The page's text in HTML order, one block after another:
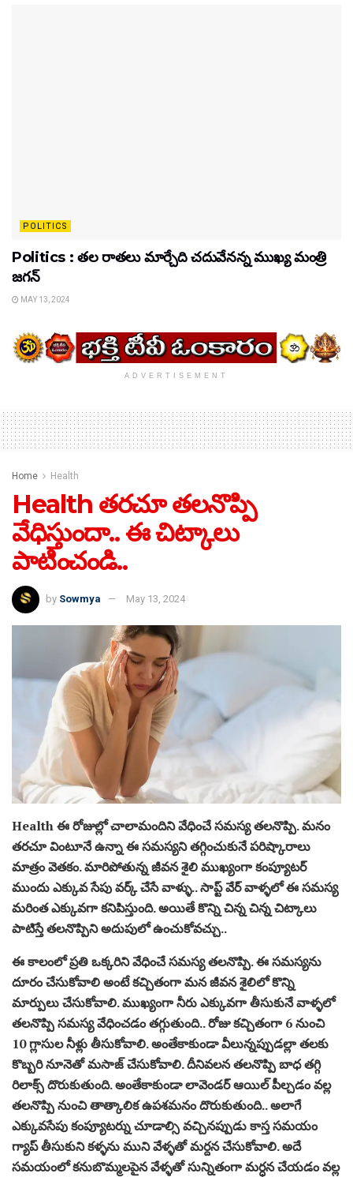
POLITICS
Politics : తల రాతలు మార్చేది చదువేనన్న ముఖ్య మంత్రి
జగన్
MAY 13, 2024
ADVERTISEMENT
Home Health
Health తరచూ తలనొప్పి
వేధిస్తుందా.. ఈ చిట్కాలు
పాటించండి..
by Sowmya May 13, 2024
Health ఈ రోజుల్లో చాలామందిని వేధించే సమస్య తలనొప్పి. మనం
తరచూ వింటూనే ఉన్నా ఈ సమస్యని తగ్గించుకునే పరిష్కారాలు
మాత్రం వెతకం. మారిపోతున్న జీవన శైలి ముఖ్యంగా కంప్యూటర్
ముందు ఎక్కువ సేపు వర్క్ చేసే వాళ్ళు.. సాప్ట్ వేర్ వాళ్ళలో ఈ సమస్య
మరింత ఎక్కువగా కనిపిస్తుంది. అయితే కొన్ని చిన్న చిన్న చిట్కాలు
పాటిస్తే తలనొప్పిని అదుపులో ఉంచుకోవచ్చు..
ఈ కాలంలో ప్రతి ఒక్కరిని వేధించే సమస్య తలనొప్పి. ఈ సమస్యను
దూరం చేసుకోవాలి అంటే కచ్చితంగా మన జీవన శైలిలో కొన్ని
మార్పులు చేసుకోవాలి. ముఖ్యంగా నీరు ఎక్కువగా తీసుకునే వాళ్ళలో
తలనొప్పి సమస్య వేధించడం తగ్గుతుంది.. రోజు కచ్చితంగా 6 నుంచి
10 గ్లాసుల నీళ్లు తీసుకోవాలి. అంతేకాకుండా వీలున్నప్పుడల్లా తలకు
కొబ్బరి నూనెతో మసాజ్ చేసుకోవాలి. దీనివలన తలనొప్పి బాధ తగ్గి
రిలాక్స్ దొరుకుతుంది. అంతేకాకుండా లావెండర్ ఆయిల్ పీల్చడం వల్ల
తలనొప్పి నుంచి తాత్కాలిక ఉపశమనం దొరుకుతుంది.. అలాగే
ఎక్కువసేపు కంప్యూటర్ను చూడాల్సి వచ్చినప్పుడు కాస్త సమయం
గ్యాప్ తీసుకుని కళ్ళను ముని వేళ్ళతో మర్దన చేసుకోవాలి. అదే
సమయంలో కనుబొమ్మలపైన వేళ్ళతో సున్నితంగా మర్ధన చేయడం వల్ల